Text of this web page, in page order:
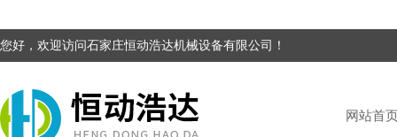
您好，欢迎访问石家庄恒动浩达机械设备有限公司！
网站首